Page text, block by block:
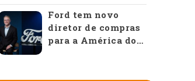
Ford tem novo
diretor de compras
para a América do